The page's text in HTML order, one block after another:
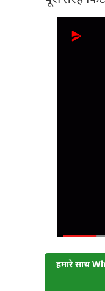
हमारे साथ